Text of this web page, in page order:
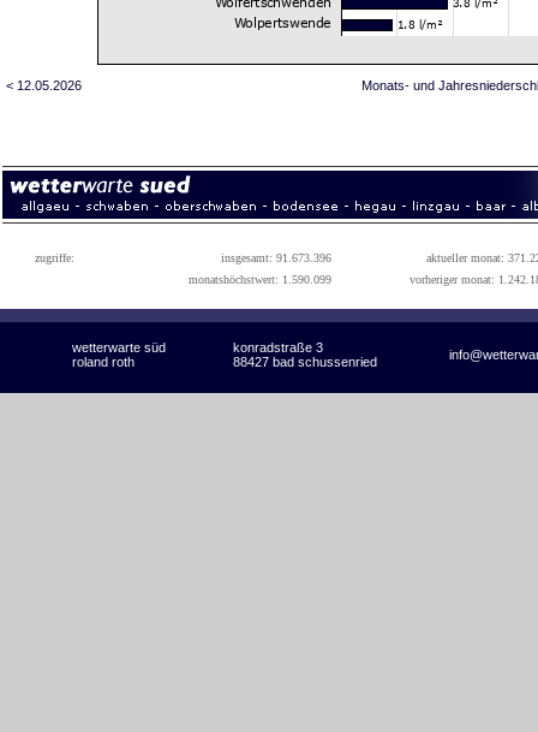
< 12.05.2026 Monats- und
zugriffe: insgesamt: 91.673.396
aktueller monat:
monatshöchstwert: 1.590.099
vorheriger monat:
wetterwarte süd konradstraße 3
roland roth 88427 bad schussenried